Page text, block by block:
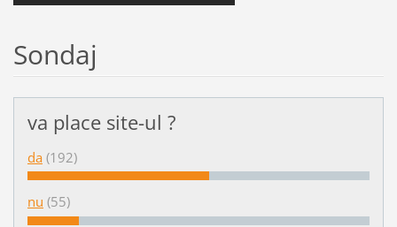
Sondaj
va place site-ul ?
da (192)
nu (55)